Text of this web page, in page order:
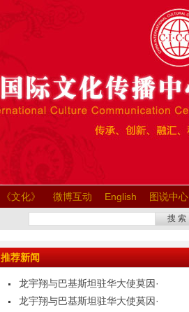
《文化》 微博互动 English 图说中心
搜 索
推荐新闻
龙宇翔与巴基斯坦驻华大使莫因·
龙宇翔与巴基斯坦驻华大使莫因·